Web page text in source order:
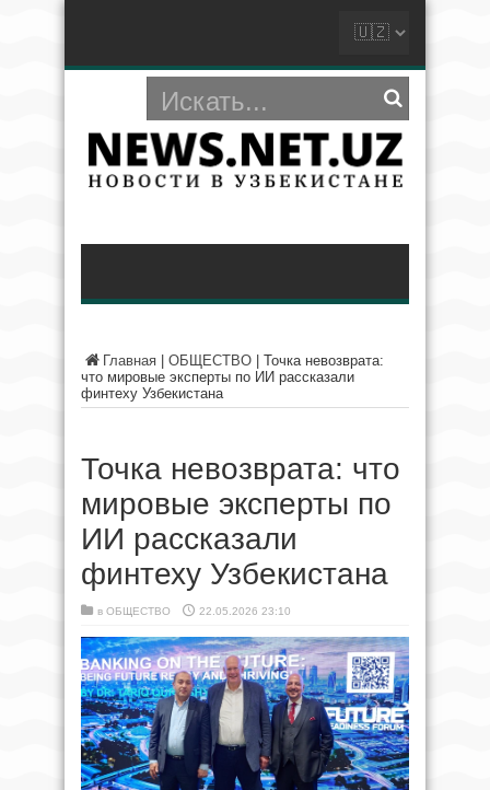
Главная ОБЩЕСТВО
Точка невозврата:
что мировые эксперты по ИИ рассказали
финтеху Узбекистана
Точка невозврата: что
мировые эксперты по
ИИ рассказали
финтеху Узбекистана
в ОБЩЕСТВО 22.05.2026 23:10